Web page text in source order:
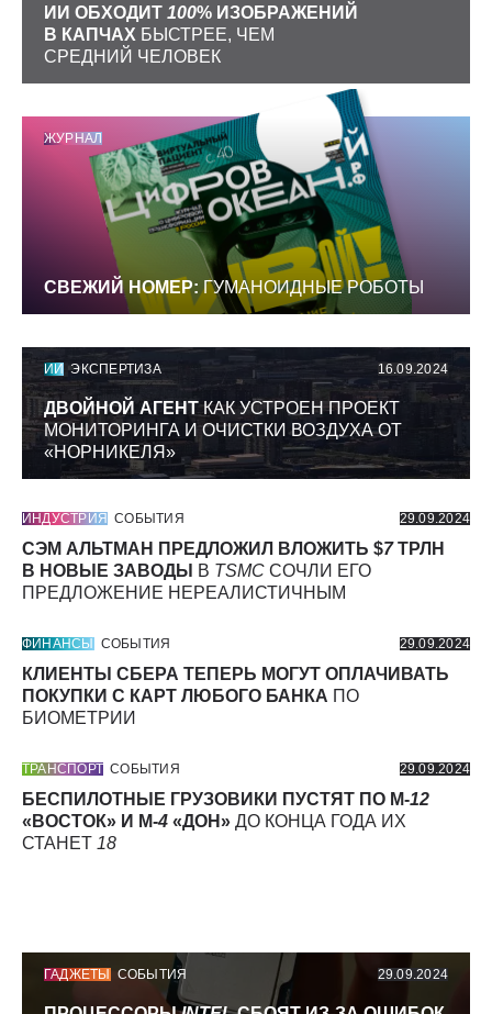
ИИ ОБХОДИТ 100% ИЗОБРАЖЕНИЙ
В КАПЧАХ БЫСТРЕЕ, ЧЕМ
СРЕДНИЙ ЧЕЛОВЕК
ЖУРНАЛ
СВЕЖИЙ НОМЕР: ГУМАНОИДНЫЕ РОБОТЫ
ИИ ЭКСПЕРТИЗА 16.09.2024
ДВОЙНОЙ АГЕНТКАК УСТРОЕН ПРОЕКТ
МОНИТОРИНГА И ОЧИСТКИ ВОЗДУХА ОТ
«НОРНИКЕЛЯ»
ИНДУСТРИЯ СОБЫТИЯ 29.09.2024
СЭМ АЛЬТМАН ПРЕДЛОЖИЛ ВЛОЖИТЬ $7ТРЛН
В НОВЫЕ ЗАВОДЫ
В TSMC СОЧЛИ ЕГО
ПРЕДЛОЖЕНИЕ НЕРЕАЛИСТИЧНЫМ
ФИНАНСЫ СОБЫТИЯ 29.09.2024
КЛИЕНТЫ СБЕРА ТЕПЕРЬ МОГУТ ОПЛАЧИВАТЬ
ПОКУПКИ С КАРТ ЛЮБОГО БАНКА ПО
БИОМЕТРИИ
ТРАНСПОРТ СОБЫТИЯ 29.09.2024
БЕСПИЛОТНЫЕ ГРУЗОВИКИ ПУСТЯТ ПО М-12
«ВОСТОК» И М-4 «ДОН» ДО КОНЦА ГОДА ИХ
СТАНЕТ 18
ГАДЖЕТЫ СОБЫТИЯ 29.09.2024